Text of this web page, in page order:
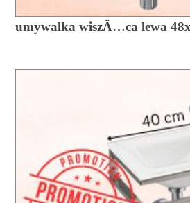
umywalka wiszÄ…ca lewa